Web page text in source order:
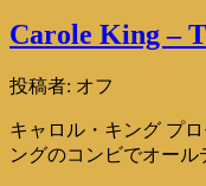
Carole King –
投稿者: オフ
キャロル・キング プ
ングのコンビでオー